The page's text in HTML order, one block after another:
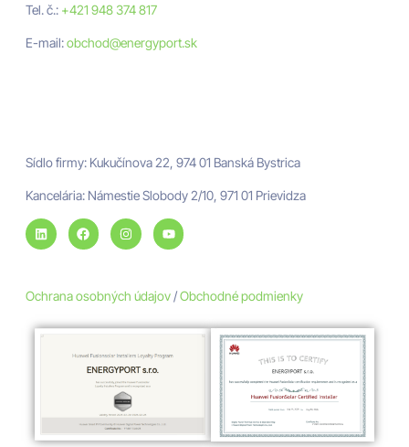
Tel. č.: +421 948 374 817
E-mail:obchod@energyport.sk
Sídlo firmy: Kukučínova 22, 974 01 Banská Bystrica
Kancelária: Námestie Slobody 2/10, 971 01 Prievidza
Ochrana osobných údajov/Obchodné podmienky